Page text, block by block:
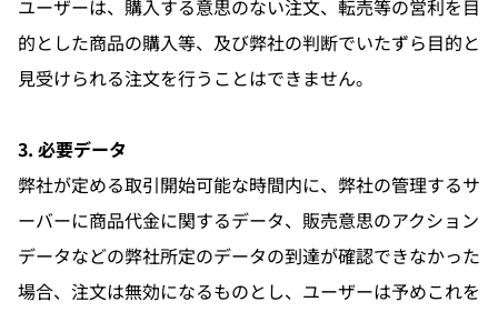
ユーザーは、購入する意思のない注文、転売等の営利を目
的とした商品の購入等、及び弊社の判断でいたずら目的と
見受けられる注文を行うことはできません。
3. 必要データ
弊社が定める取引開始可能な時間内に、弊社の管理するサ
ーバーに商品代金に関するデータ、販売意思のアクション
データなどの弊社所定のデータの到達が確認できなかった
場合、注文は無効になるものとし、ユーザーは予めこれを